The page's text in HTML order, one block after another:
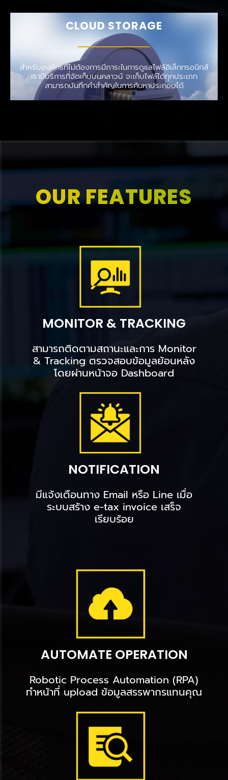
CLOUD STORAGE
สำหรับองค์กรที่ไม่ต้องการมีภาระในการดูแลไฟล์อิเล็กทรอนิกส์
เรามีบริการที่จัดเก็บบนคลาวน์ จะเก็บไฟล์ได้ทุกประเภท
สามารถบันทึกคำสำคัญในการค้นหาประกอบได้
OUR FEATURES
AUTOMATE OPERATION
Robotic Process Automation (RPA)
ทำหน้าที่ upload ข้อมูลสรรพากรแทนคุณ
MONITOR & TRACKING
สามารถติดตามสถานะและการ Monitor
& Tracking ตรวจสอบข้อมูลย้อนหลัง
โดยผ่านหน้าจอ Dashboard
NOTIFICATION
มีแจ้งเตือนทาง Email หรือ Line เมื่อ
ระบบสร้าง e-tax invoice เสร็จ
เรียบร้อย